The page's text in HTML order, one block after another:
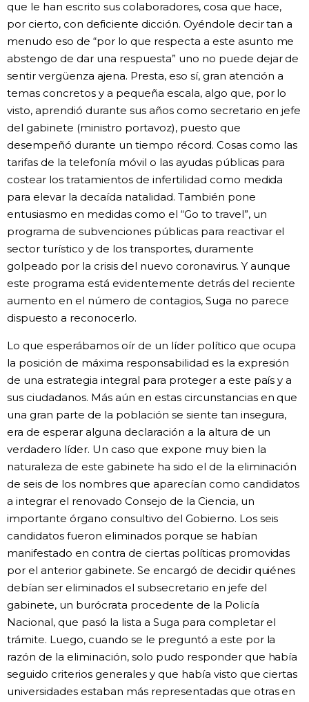
que le han escrito sus colaboradores, cosa que hace,
por cierto, con deficiente dicción. Oyéndole decir tan a
menudo eso de “por lo que respecta a este asunto me
abstengo de dar una respuesta” uno no puede dejar de
sentir vergüenza ajena. Presta, eso sí, gran atención a
temas concretos y a pequeña escala, algo que, por lo
visto, aprendió durante sus años como secretario en jefe
del gabinete (ministro portavoz), puesto que
desempeñó durante un tiempo récord. Cosas como las
tarifas de la telefonía móvil o las ayudas públicas para
costear los tratamientos de infertilidad como medida
para elevar la decaída natalidad. También pone
entusiasmo en medidas como el “Go to travel”, un
programa de subvenciones públicas para reactivar el
sector turístico y de los transportes, duramente
golpeado por la crisis del nuevo coronavirus. Y aunque
este programa está evidentemente detrás del reciente
aumento en el número de contagios, Suga no parece
dispuesto a reconocerlo.
Lo que esperábamos oír de un líder político que ocupa
la posición de máxima responsabilidad es la expresión
de una estrategia integral para proteger a este país y a
sus ciudadanos. Más aún en estas circunstancias en que
una gran parte de la población se siente tan insegura,
era de esperar alguna declaración a la altura de un
verdadero líder. Un caso que expone muy bien la
naturaleza de este gabinete ha sido el de la eliminación
de seis de los nombres que aparecían como candidatos
a integrar el renovado Consejo de la Ciencia, un
importante órgano consultivo del Gobierno. Los seis
candidatos fueron eliminados porque se habían
manifestado en contra de ciertas políticas promovidas
por el anterior gabinete. Se encargó de decidir quiénes
debían ser eliminados el subsecretario en jefe del
gabinete, un burócrata procedente de la Policía
Nacional, que pasó la lista a Suga para completar el
trámite. Luego, cuando se le preguntó a este por la
razón de la eliminación, solo pudo responder que había
seguido criterios generales y que había visto que ciertas
universidades estaban más representadas que otras en